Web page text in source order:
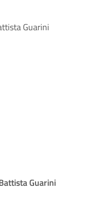
Guarini
Guarini